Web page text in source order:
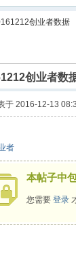
创业者数据
创业者数
于 2016-12-13
者
本帖子中
您需要登录